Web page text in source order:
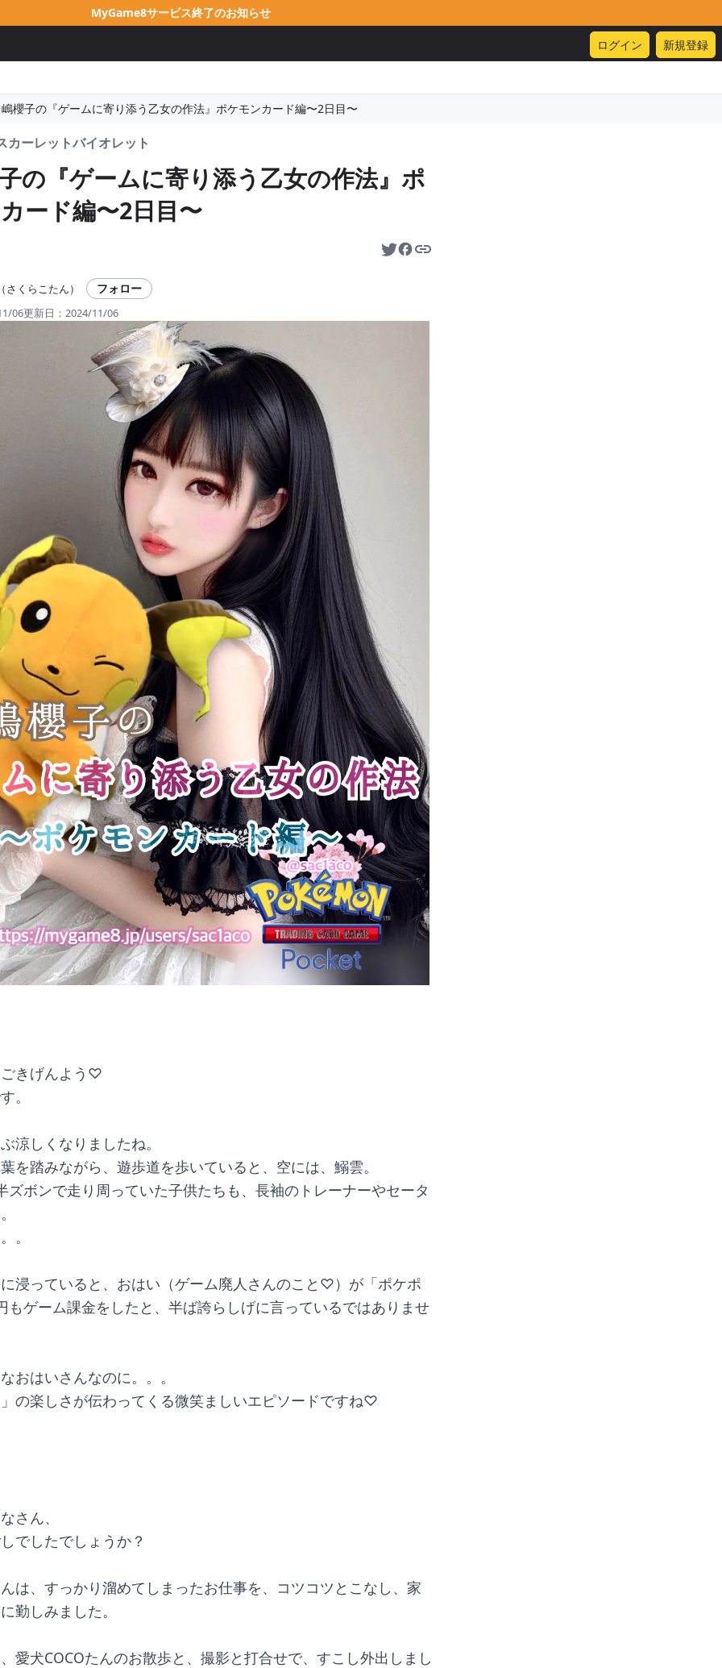
MyGame8サービス終了のお知らせ
ログイン 新規登録
櫻子の『ゲームに寄り添う乙女の作法』ポケモンカード編〜2日目〜
カーレットバイオレット
の『ゲームに寄り添う乙女の作法』ポ
ード編〜2日目〜
さくらこたん） フォロー
06更新日： 2024/11/06
きげんよう♡
。
涼しくなりましたね。
を踏みながら、遊歩道を歩いていると、空には、鰯雲。
ズボンで走り周っていた子供たちも、長袖のトレーナーやセータ
。
浸っていると、おはい（ゲーム廃人さんのこと♡）が「ポケポ
もゲーム課金をしたと、半ば誇らしげに言っているではありませ
おはいさんなのに。。。
の楽しさが伝わってくる微笑ましいエピソードですね♡
さん、
でしたでしょうか？
は、すっかり溜めてしまったお仕事を、コツコツとこなし、家
勤しみました。
愛犬COCOたんのお散歩と、撮影と打合せで、すこし外出しまし